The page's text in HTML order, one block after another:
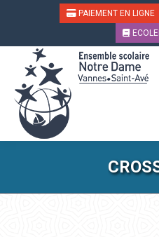
PAIEMENT EN LIGNE